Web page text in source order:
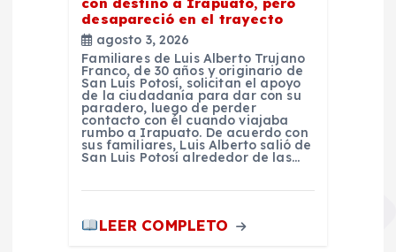
desapareció en el trayecto
agosto 3, 2026
Familiares de Luis Alberto Trujano
Franco, de 30 años y originario de
San Luis Potosí, solicitan el apoyo
de la ciudadanía para dar con su
paradero, luego de perder
contacto con él cuando viajaba
rumbo a Irapuato. De acuerdo con
sus familiares, Luis Alberto salió de
San Luis Potosí alrededor de las…
LEER COMPLETO